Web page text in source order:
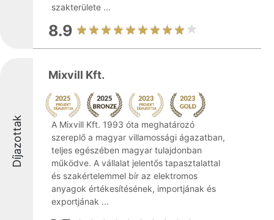
szakterülete ...
8.9
Díjazottak
Mixvill Kft.
A Mixvill Kft. 1993 óta meghatározó
szereplő a magyar villamossági ágazatban,
teljes egészében magyar tulajdonban
működve. A vállalat jelentős tapasztalattal
és szakértelemmel bír az elektromos
anyagok értékesítésének, importjának és
exportjának ...